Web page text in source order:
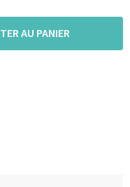
AU PANIER